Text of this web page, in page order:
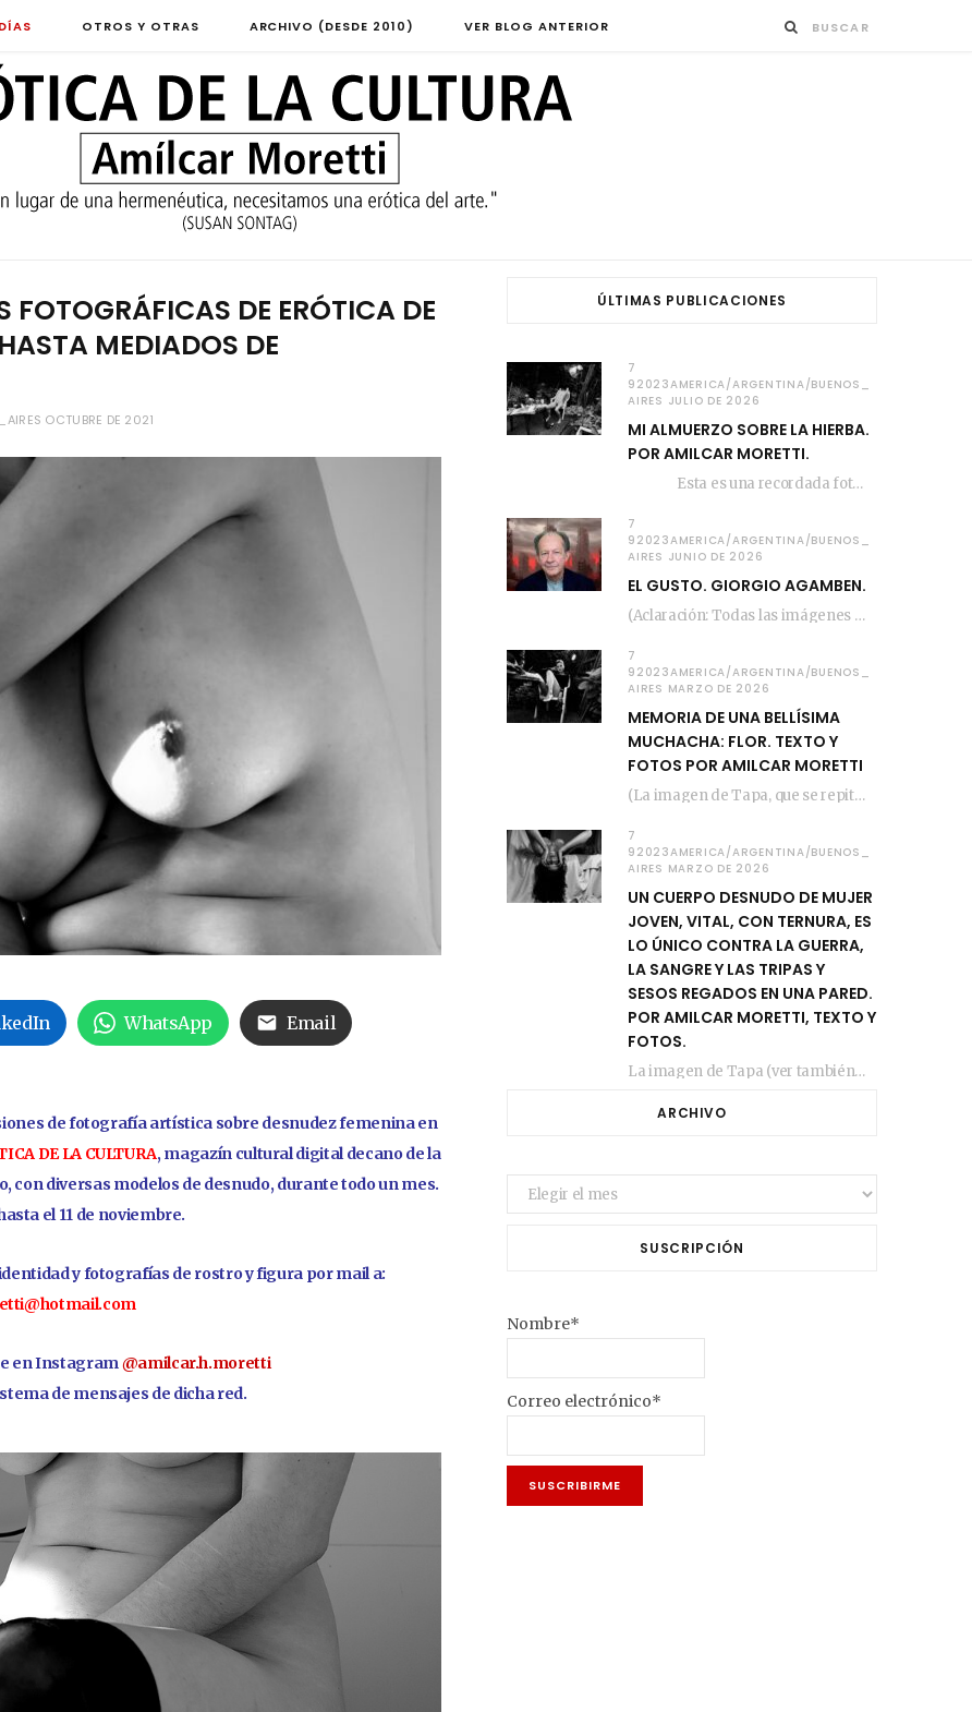
OTROS Y OTRAS ARCHIVO (DESDE 2010) VER BLOG ANTERIOR
DE ERÓTICA DE
MEDIADOS DE
OCTUBRE DE 2021
WhatsApp Email
de fotografía artística sobre desnudez femenina en
DE LA CULTURA, magazín cultural digital decano de la
con diversas modelos de desnudo, durante todo un mes.
el 11 de noviembre.
y fotografías de rostro y figura pormail a:
en Instagram@amilcar.h.moretti
de mensajes de dicha red.
ÚLTIMAS PUBLICACIONES
7
92023AMERICA/ARGENTINA/BUENOS_
AIRES JULIO DE 2026
MI ALMUERZO SOBRE LA HIERBA.
POR AMILCAR MORETTI.
Esta es una recordada fotografía que registré…
7
92023AMERICA/ARGENTINA/BUENOS_
AIRES JUNIO DE 2026
EL GUSTO. GIORGIO AGAMBEN.
(Aclaración: Todas las imágenes de este posteo fueron tomadas de Bloghemia.com, y todos los…
7
92023AMERICA/ARGENTINA/BUENOS_
AIRES MARZO DE 2026
MEMORIA DE UNA BELLÍSIMA
MUCHACHA: FLOR. TEXTO Y
FOTOS POR AMILCAR MORETTI
(La imagen de Tapa, que se repite arriba, fue compuesta por Amilcar Moretti el viernes…
7
92023AMERICA/ARGENTINA/BUENOS_
AIRES MARZO DE 2026
UN CUERPO DESNUDO DE MUJER
JOVEN, VITAL, CON TERNURA, ES
LO ÚNICO CONTRA LA GUERRA,
LA SANGRE Y LAS TRIPAS Y
SESOS REGADOS EN UNA PARED.
POR AMILCAR MORETTI, TEXTO Y
FOTOS.
La imagen de Tapa (ver también más arriba) fue compuesta en estos días de febrero…
ARCHIVO
Archivo
SUSCRIPCIÓN
Nombre*
Correo electrónico*